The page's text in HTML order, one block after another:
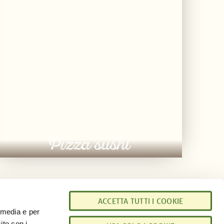
e per
ACCETTA TUTTI I COOKIE
Pizza sushi